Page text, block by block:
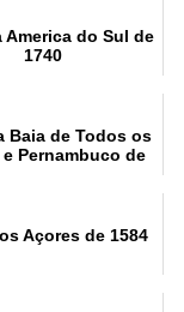
America do Sul de
1740
Baia de Todos os
Pernambuco de
Açores de 1584